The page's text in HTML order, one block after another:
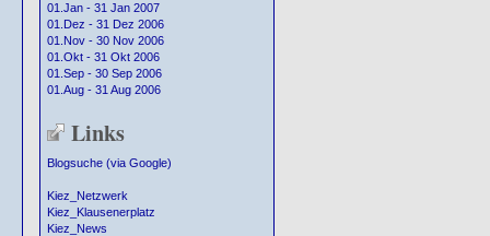
01.Jan - 31 Jan 2007
01.Dez - 31 Dez 2006
01.Nov - 30 Nov 2006
01.Okt - 31 Okt 2006
01.Sep - 30 Sep 2006
01.Aug - 31 Aug 2006
Links
Blogsuche (via Google)
Kiez_Netzwerk
Kiez_Klausenerplatz
Kiez_News